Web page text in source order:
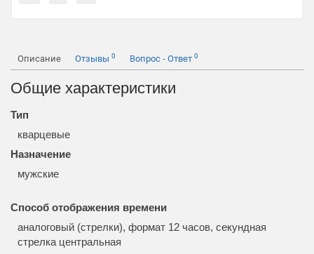
Описание Отзывы 0 Вопрос - Ответ 0
Общие характеристики
Тип
кварцевые
Назначение
мужские
Способ отображения времени
аналоговый (стрелки), формат 12 часов, секундная
стрелка центральная